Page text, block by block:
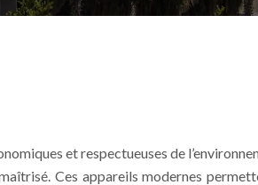
et respectueuses de
Ces appareils modernes